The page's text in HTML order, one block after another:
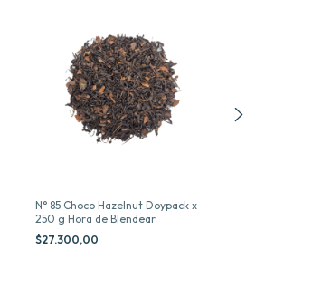
N° 85 Choco Hazelnut Doypack x
250 g Hora de Blendear
$27.300,00